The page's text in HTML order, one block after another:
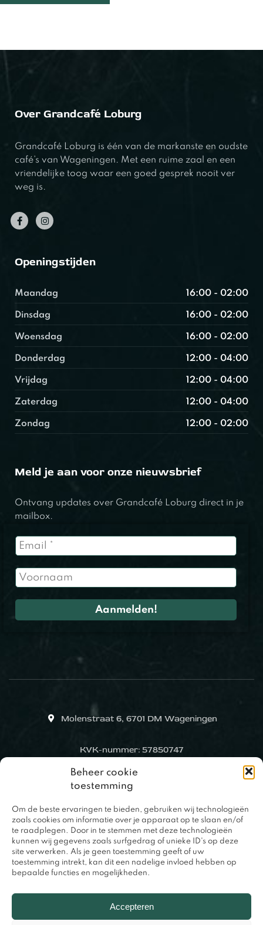
Beheer cookie
toestemming
Om de beste ervaringen te bieden, gebruiken wij technologieën
zoals cookies om informatie over je apparaat op te slaan en/of
te raadplegen. Door in te stemmen met deze technologieën
kunnen wij gegevens zoals surfgedrag of unieke ID's op deze
site verwerken. Als je geen toestemming geeft of uw
toestemming intrekt, kan dit een nadelige invloed hebben op
bepaalde functies en mogelijkheden.
Accepteren
Over Grandcafé Loburg
Grandcafé Loburg is één van de markanste en oudste
café’s van Wageningen. Met een ruime zaal en een
vriendelijke toog waar een goed gesprek nooit ver
weg is.
Openingstijden
Maandag 16:00 - 02:00
Dinsdag 16:00 - 02:00
Woensdag 16:00 - 02:00
Donderdag 12:00 - 04:00
Vrijdag 12:00 - 04:00
Zaterdag 12:00 - 04:00
Zondag 12:00 - 02:00
Meld je aan voor onze nieuwsbrief
Ontvang updates over Grandcafé Loburg direct in je
mailbox.
Molenstraat 6, 6701 DM Wageningen
KVK-nummer: 57850747
0317 – 420848